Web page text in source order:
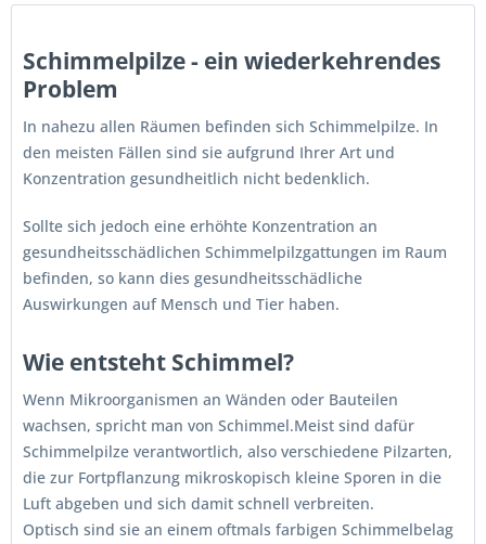
Schimmelpilze - ein wiederkehrendes
Problem
In nahezu allen Räumen befinden sich Schimmelpilze. In
den meisten Fällen sind sie aufgrund Ihrer Art und
Konzentration gesundheitlich nicht bedenklich.
Sollte sich jedoch eine erhöhte Konzentration an
gesundheitsschädlichen Schimmelpilzgattungen im Raum
befinden, so kann dies gesundheitsschädliche
Auswirkungen auf Mensch und Tier haben.
Wie entsteht Schimmel?
Wenn Mikroorganismen an Wänden oder Bauteilen
wachsen, spricht man von Schimmel.Meist sind dafür
Schimmelpilze verantwortlich, also verschiedene Pilzarten,
die zur Fortpflanzung mikroskopisch kleine Sporen in die
Luft abgeben und sich damit schnell verbreiten.
Optisch sind sie an einem oftmals farbigen Schimmelbelag